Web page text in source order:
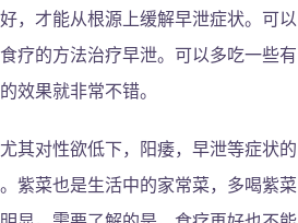
，才能从根源上缓解早泄症状。可以
疗的方法治疗早泄。可以多吃一些有
效果就非常不错。
其对性欲低下，阳痿，早泄等症状的
紫菜也是生活中的家常菜，多喝紫菜